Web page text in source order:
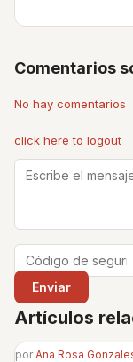
Comentarios
No hay comentarios
click here to logout
Artículos
por Ana Rosa